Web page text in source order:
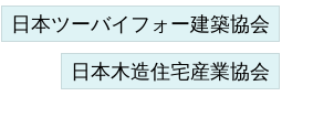
日本ツーバイフォー建築協会
日本木造住宅産業協会